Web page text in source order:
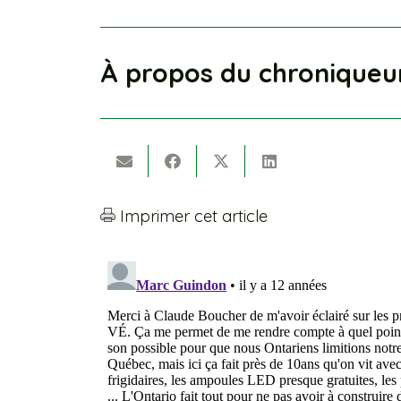
À propos du
Imprimer cet article